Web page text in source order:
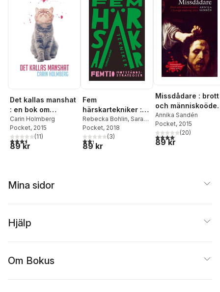
Carola Lentz ,
Allmendinger,Margot
Wallström,Audrey
,Julia Leeb
Michelle Müntefering
Det kallas manshat
: en bok om
feminism
Carin Holmberg
Pocket, 2015
3,5utav 5 stjärnor. Totalt antal röster:
(11)
89 kr
Fem
härskartekniker :
Femtio
motståndsstrategie
r
Rebecka Bohlin, Sara
Berg
Pocket, 2018
2,3utav 5 stjärnor. Totalt antal röster:
(3)
89 kr
Missdådare : brott
och
i Sverige omkring
1600
Annika Sandén
Pocket, 2015
4,1utav 5 stjärnor.
(20)
89 kr
Mina sidor
Hjälp
Om Bokus